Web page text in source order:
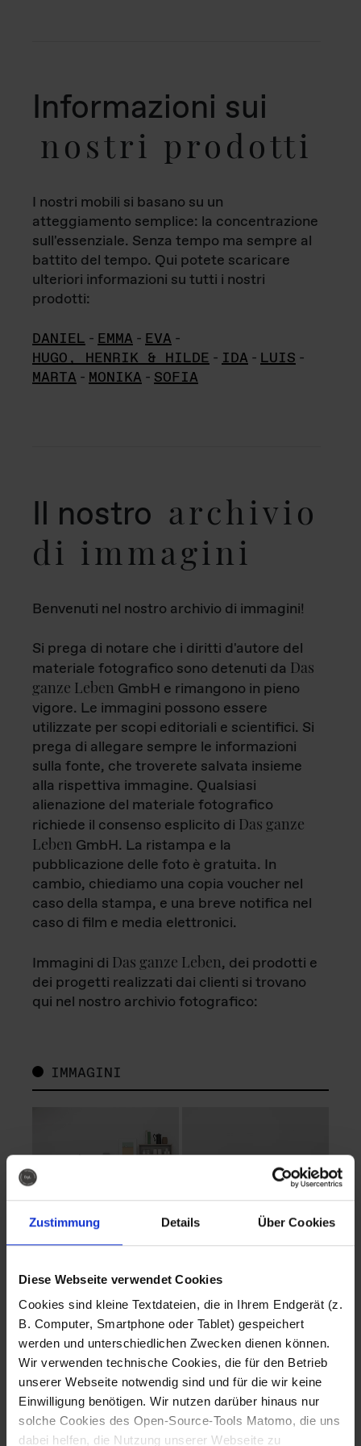
Zustimmung Details Über Cookies
Diese Webseite verwendet Cookies
Cookies sind kleine Textdateien, die in Ihrem Endgerät (z.
B. Computer, Smartphone oder Tablet) gespeichert
werden und unterschiedlichen Zwecken dienen können.
Wir verwenden technische Cookies, die für den Betrieb
unserer Webseite notwendig sind und für die wir keine
Einwilligung benötigen. Wir nutzen darüber hinaus nur
solche Cookies des Open-Source-Tools Matomo, die uns
dabei helfen, die Nutzung unserer Webseite zu
Informazioni sui
nostri prodotti
I nostri mobili si basano su un
atteggiamento semplice: la concentrazione
sull'essenziale. Senza tempo ma sempre al
battito del tempo. Qui potete scaricare
ulteriori informazioni su tutti i nostri
prodotti:
DANIEL - EMMA - EVA -
HUGO, HENRIK & HILDE - IDA - LUIS -
MARTA - MONIKA - SOFIA
Il nostro archivio
di immagini
Benvenuti nel nostro archivio di immagini!
Si prega di notare che i diritti d'autore del
materiale fotografico sono detenuti da Das
ganze Leben GmbH e rimangono in pieno
vigore. Le immagini possono essere
utilizzate per scopi editoriali e scientifici. Si
prega di allegare sempre le informazioni
sulla fonte, che troverete salvata insieme
alla rispettiva immagine. Qualsiasi
alienazione del materiale fotografico
richiede il consenso esplicito di Das ganze
Leben GmbH. La ristampa e la
pubblicazione delle foto è gratuita. In
cambio, chiediamo una copia voucher nel
caso della stampa, e una breve notifica nel
caso di film e media elettronici.
Immagini di Das ganze Leben, dei prodotti e
dei progetti realizzati dai clienti si trovano
qui nel nostro archivio fotografico:
IMMAGINI
Fotografo: Lorenz
Sternbach
Download
Fotografo: Lorenz
Sternbach
Download